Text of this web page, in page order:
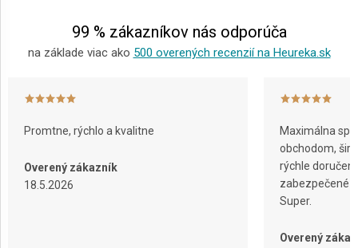
99 % zákazníkov nás odporúča
na základe viac ako 500 overených recenzií na Heureka.sk
Promtne, rýchlo a kvalitne
Overený zákazník
18.5.2026
Maximálna
obchodom,
rýchle
zabezpečené
Super.
Overený